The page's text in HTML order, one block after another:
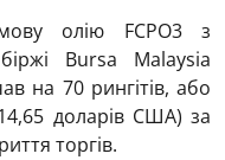
олію FCPO3 з
Bursa Malaysia
на 70 рингітів, або
доларів США) за
торгів.